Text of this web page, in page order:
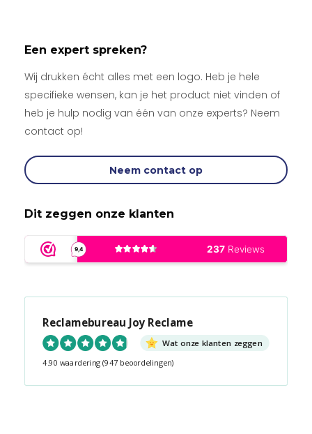
Een expert spreken?
Wij drukken écht alles met een logo. Heb je hele
specifieke wensen, kan je het product niet vinden of
heb je hulp nodig van één van onze experts? Neem
contact op!
Neem contact op
Dit zeggen onze klanten
Reclamebureau Joy Reclame
Wat onze klanten zeggen
4.90 waardering (947 beoordelingen)